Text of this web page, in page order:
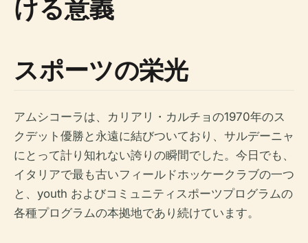
ける意義
スポーツの栄光
アムシコーラは、カリアリ・カルチョの1970年のス
クデット優勝と永遠に結びついており、サルデーニャ
にとって計り知れない誇りの瞬間でした。今日でも、
イタリアで最も古いフィールドホッケークラブの一つ
と、youth およびコミュニティスポーツプログラムの
各種プログラムの本拠地であり続けています。